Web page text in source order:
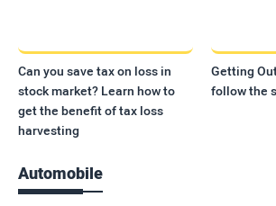
Can you save tax on loss in
stock market? Learn how to
get the benefit of tax loss
harvesting
Getting
follow the
Automobile